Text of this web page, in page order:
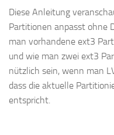
Diese Anleitung
Partitionen anpasst ohne
man vorhandene ext3
und wie man zwei ext3
nützlich sein, wenn man
dass die aktuelle
entspricht.